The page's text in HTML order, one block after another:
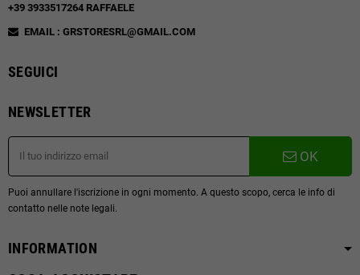
+39 3933517264 RAFFAELE
EMAIL : GRSTORESRL@GMAIL.COM
SEGUICI
NEWSLETTER
OK
Puoi annullare l'iscrizione in ogni momento. A questo scopo, cerca le info di
contatto nelle note legali.
INFORMATION